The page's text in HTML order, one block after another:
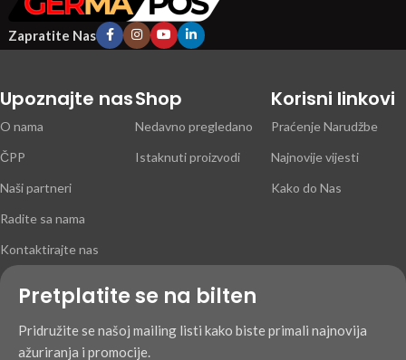
Zapratite Nas
Upoznajte nas
O nama
ČPP
Naši partneri
Radite sa nama
Kontaktirajte nas
Shop
Nedavno pregledano
Istaknuti proizvodi
Korisni linkovi
Praćenje Narudžbe
Najnovije vijesti
Kako do Nas
Pretplatite se na bilten
Pridružite se našoj mailing listi kako biste primali najnovija
ažuriranja i promocije.